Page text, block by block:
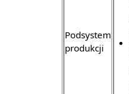
Podsystem
produkcji